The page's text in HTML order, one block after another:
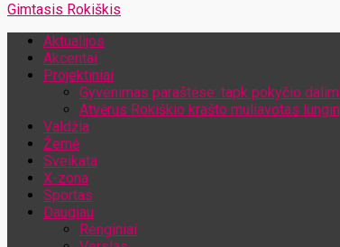
Gimtasis Rokiškis
Aktualijos
Akcentai
Projektiniai
Gyvenimas paraštėse: tapk pokyčio
Atvėrus Rokiškio krašto muliavotas
Valdžia
Žemė
Sveikata
X-zona
Sportas
Daugiau
Renginiai